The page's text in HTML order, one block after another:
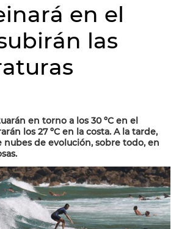
en el
las
en torno a los 30 ºC en el
los 27 ºC en la costa. A la tarde,
de evolución, sobre todo, en